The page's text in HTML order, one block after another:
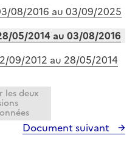
08/2016 au 03/09/2025
05/2014 au 03/08/2016
09/2012 au 28/05/2014
les deux
Document suivant